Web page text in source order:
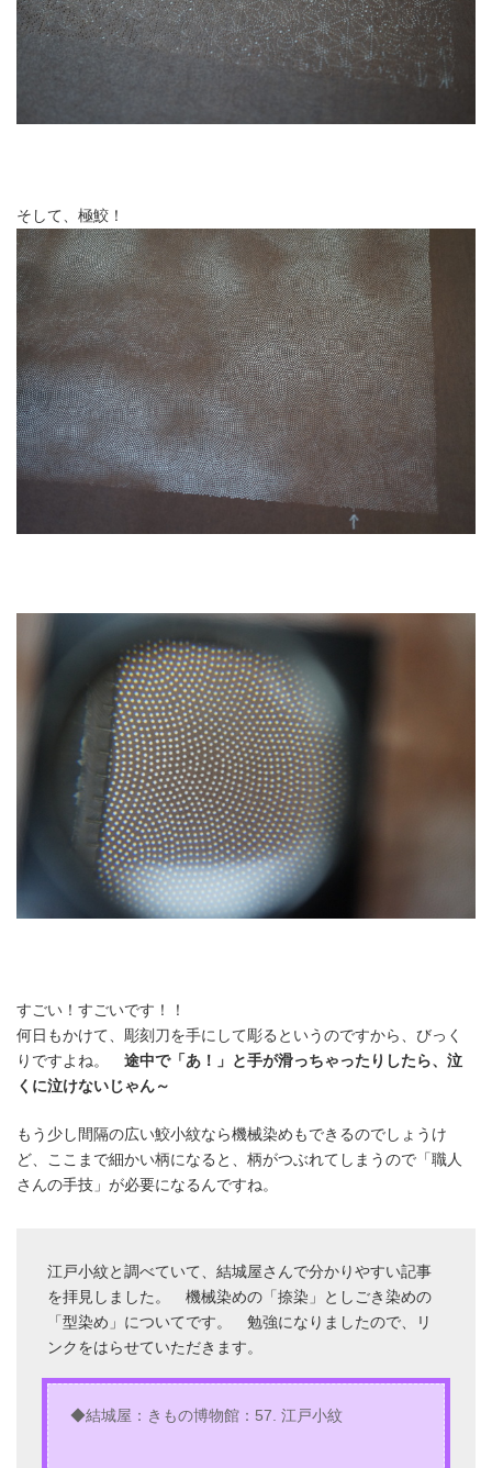
そして、極鮫！
すごい！すごいです！！
何日もかけて、彫刻刀を手にして彫るというのですから、びっく
りですよね。 途中で「あ！」と手が滑っちゃったりしたら、泣
くに泣けないじゃん～
もう少し間隔の広い鮫小紋なら機械染めもできるのでしょうけ
ど、ここまで細かい柄になると、柄がつぶれてしまうので「職人
さんの手技」が必要になるんですね。
江戸小紋と調べていて、結城屋さんで分かりやすい記事
を拝見しました。 機械染めの「捺染」としごき染めの
「型染め」についてです。 勉強になりましたので、リ
ンクをはらせていただきます。
◆結城屋：きもの博物館：57. 江戸小紋